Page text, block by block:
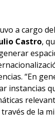
a cargo del
Castro,
“En
instancias
de la